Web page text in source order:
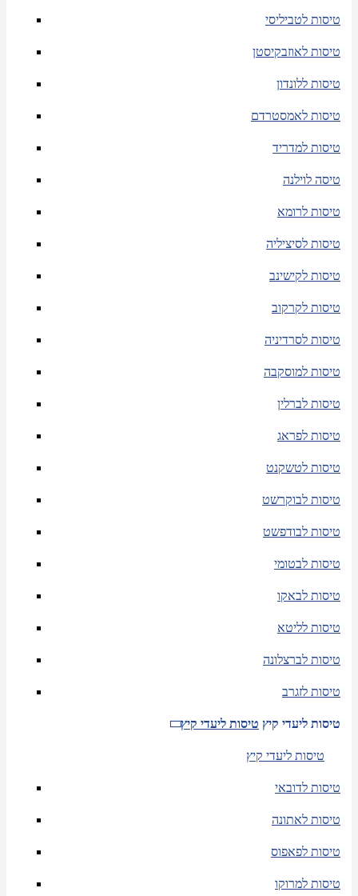
טיסות לטביליסי
טיסות לאוזבקיסטן
טיסות ללונדון
טיסות לאמסטרדם
טיסות למדריד
טיסה לוילנה
טיסות לרומא
טיסות לסיציליה
טיסות לקישינב
טיסות לקרקוב
טיסות לסרדיניה
טיסות למוסקבה
טיסות לברלין
טיסות לפראג
טיסות לטשקנט
טיסות לבוקרשט
טיסות לבודפשט
טיסות לבטומי
טיסות לבאקו
טיסות לליטא
טיסות לברצלונה
טיסות לזגרב
טיסות ליעדי קיץ טיסות ליעדי קיץ
טיסות ליעדי קיץ
טיסות לדובאי
טיסות לאתונה
טיסות לפאפוס
טיסות למרוקו